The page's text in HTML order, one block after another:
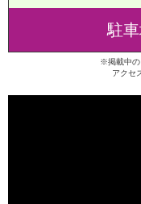
駐
※掲載中の
アクセ